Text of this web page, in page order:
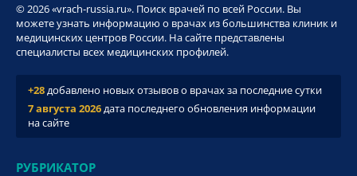
© 2026 «vrach-russia.ru». Поиск врачей по всей России. Вы
можете узнать информацию о врачах из большинства клиник и
медицинских центров России. На сайте представлены
специалисты всех медицинских профилей.
+28добавлено новых отзывов о врачах за последние сутки
7 августа 2026дата последнего обновления информации
на сайте
РУБРИКАТОР